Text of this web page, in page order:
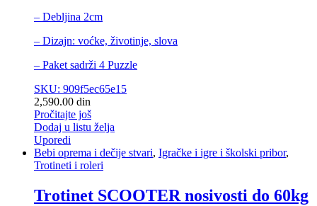
– Debljina 2cm
– Dizajn: voćke, životinje, slova
– Paket sadrži 4 Puzzle
SKU: 909f5ec65e15
2,590.00 din
Pročitajte još
Dodaj u listu želja
Uporedi
Bebi oprema i dečije stvari, Igračke i igre i školski pribor,
Trotineti i roleri
Trotinet SCOOTER nosivosti do 60kg